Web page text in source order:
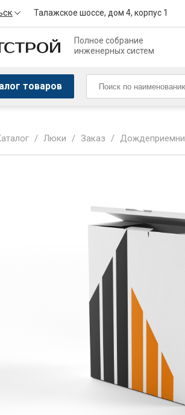
Талажское шоссе, дом 4, корпус 1
Полное собрание
инженерных систем
товаров
/ Люки / Заказ /